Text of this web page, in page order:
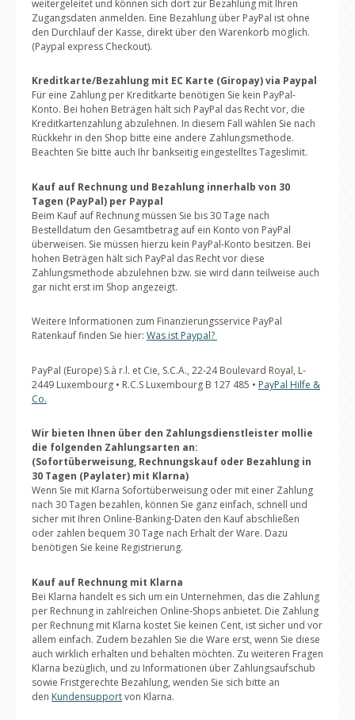
weitergeleitet und können sich dort zur Bezahlung mit Ihren
Zugangsdaten anmelden. Eine Bezahlung über PayPal ist ohne
den Durchlauf der Kasse, direkt über den Warenkorb möglich.
(Paypal express Checkout).
Kreditkarte/Bezahlung mit EC Karte (Giropay) via Paypal
Für eine Zahlung per Kreditkarte benötigen Sie kein PayPal-
Konto. Bei hohen Beträgen hält sich PayPal das Recht vor, die
Kreditkartenzahlung abzulehnen. In diesem Fall wählen Sie nach
Rückkehr in den Shop bitte eine andere Zahlungsmethode.
Beachten Sie bitte auch Ihr bankseitig eingestelltes Tageslimit.
Kauf auf Rechnung und Bezahlung innerhalb von 30
Tagen (PayPal) per Paypal
Beim Kauf auf Rechnung müssen Sie bis 30 Tage nach
Bestelldatum den Gesamtbetrag auf ein Konto von PayPal
überweisen. Sie müssen hierzu kein PayPal-Konto besitzen. Bei
hohen Beträgen hält sich PayPal das Recht vor diese
Zahlungsmethode abzulehnen bzw. sie wird dann teilweise auch
gar nicht erst im Shop angezeigt.
Weitere Informationen zum Finanzierungsservice PayPal
Ratenkauf finden Sie hier: Was ist Paypal?
PayPal (Europe) S.à r.l. et Cie, S.C.A., 22-24 Boulevard Royal, L-
2449 Luxembourg • R.C.S Luxembourg B 127 485 • PayPal Hilfe &
Co.
Wir bieten Ihnen über den Zahlungsdienstleister mollie
die folgenden Zahlungsarten an:
(Sofortüberweisung, Rechnungskauf oder Bezahlung in
30 Tagen (Paylater) mit Klarna)
Wenn Sie mit Klarna Sofortüberweisung oder mit einer Zahlung
nach 30 Tagen bezahlen, können Sie ganz einfach, schnell und
sicher mit Ihren Online-Banking-Daten den Kauf abschließen
oder zahlen bequem 30 Tage nach Erhalt der Ware. Dazu
benötigen Sie keine Registrierung.
Kauf auf Rechnung mit Klarna
Bei Klarna handelt es sich um ein Unternehmen, das die Zahlung
per Rechnung in zahlreichen Online-Shops anbietet. Die Zahlung
per Rechnung mit Klarna kostet Sie keinen Cent, ist sicher und vor
allem einfach. Zudem bezahlen Sie die Ware erst, wenn Sie diese
auch wirklich erhalten und behalten möchten. Zu weiteren Fragen
Klarna bezüglich, und zu Informationen über Zahlungsaufschub
sowie Fristgerechte Bezahlung, wenden Sie sich bitte an
den Kundensupportvon Klarna.